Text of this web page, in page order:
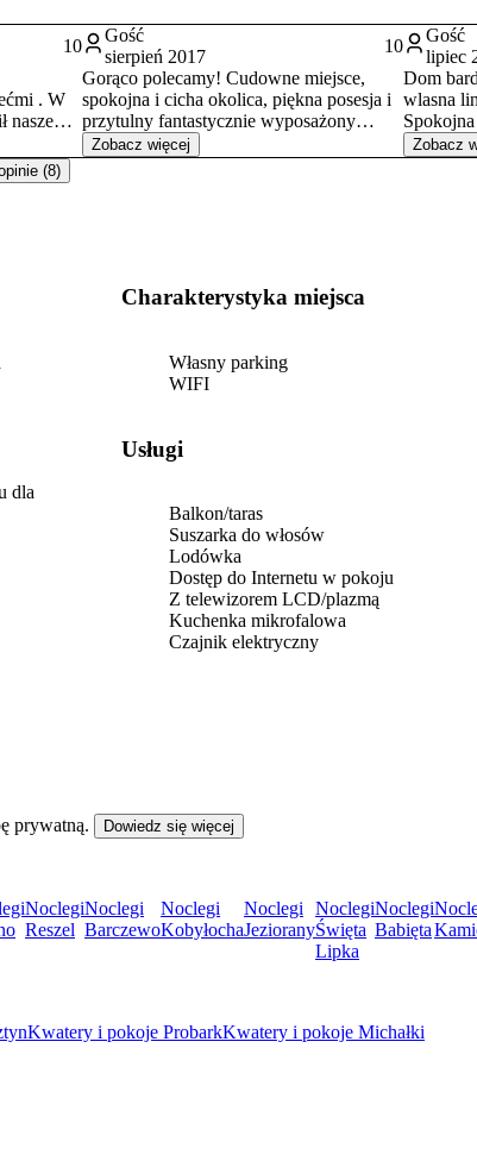
10
. W
nasze
Gość
sierpień 2017
10
Gorąco polecamy! Cudowne miejsce,
spokojna i cicha okolica, piękna posesja i
przytulny fantastycznie wyposażony
domek z pełnymi wygodami.Wszystko
czyściutkie i zadbane. Raj dla miłośników
miejsca
Zobacz więcej
Gość
lipiec
Dom bardzo duży,
wlasna
Spokojna
Plac
hustawkami. Łódka i
Zobacz
(8)
dla
Charakterystyka miejsca
Własny parking
WIFI
Usługi
Balkon/taras
Suszarka do włosów
Lodówka
Dostęp do Internetu w pokoju
Z telewizorem LCD/plazmą
Kuchenka mikrofalowa
Czajnik elektryczny
prywatną. Dowiedz się więcej
Noclegi
Reszel
Noclegi
Barczewo
Noclegi
Kobyłocha
Noclegi
Jeziorany
Noclegi
Święta
Lipka
Noclegi
Babięta
Kwatery i pokoje ProbarkKwatery i pokoje Michałki